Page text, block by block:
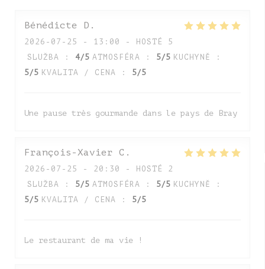
Bénédicte D
2026-07-25
- 13:00 - HOSTÉ 5
SLUŽBA : 4/5 ATMOSFÉRA : 5/5 KUCHYNĚ
:
5/5 KVALITA / CENA : 5/5
Une pause très gourmande dans le pays de Bray
François-Xavier C
2026-07-25
- 20:30 - HOSTÉ 2
SLUŽBA : 5/5 ATMOSFÉRA : 5/5 KUCHYNĚ
:
5/5 KVALITA / CENA : 5/5
Le restaurant de ma vie !